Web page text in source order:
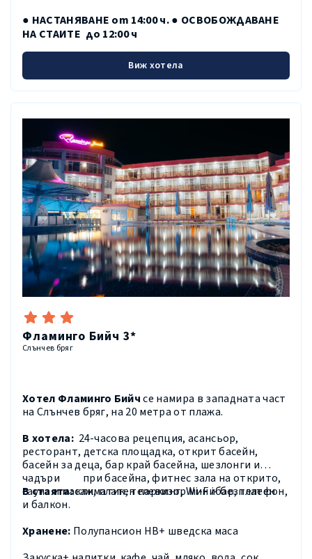
● НАСТАНЯВАНЕ от 14:00 ч. ● ОСВОБОЖДАВАНЕ
НА СТАИТЕ до 12:00 ч
Виж хотела
Фламинго Бийч 3*
Слънчев бряг
Хотел Фламинго Бийчсе намира в западната част
на Слънчев бряг, на 20 метра от плажа.
В хотела: 24-часова рецепция, асансьор,
ресторант, детска площадка, открит басейн,
басейн за деца, бар край басейна, шезлонги и
чадъри при басейна, фитнес зала на открито,
сауна и масаж, платен паркинг, Wi-F i- безплатен
В стаята:климатик, телевизор минибар, телефон,
и балкон.
Хранене: Полупансион НВ+ шведска маса